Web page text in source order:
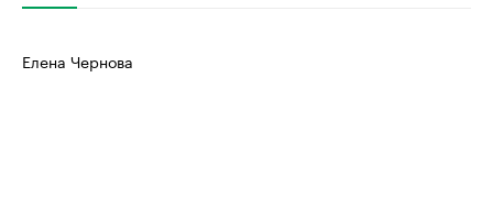
Елена Чернова